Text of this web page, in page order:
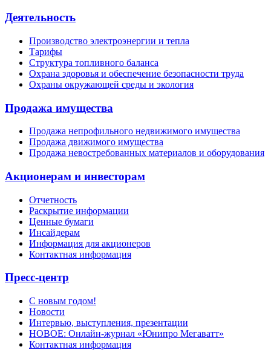
Деятельность
Производство электроэнергии и тепла
Тарифы
Структура топливного баланса
Охрана здоровья и обеспечение безопасности труда
Охраны окружающей среды и экология
Продажа имущества
Продажа непрофильного недвижимого имущества
Продажа движимого имущества
Продажа невостребованных материалов и оборудования
Акционерам и инвесторам
Отчетность
Раскрытие информации
Ценные бумаги
Инсайдерам
Информация для акционеров
Контактная информация
Пресс-центр
С новым годом!
Новости
Интервью, выступления, презентации
НОВОЕ: Онлайн-журнал «Юнипро Мегаватт»
Контактная информация